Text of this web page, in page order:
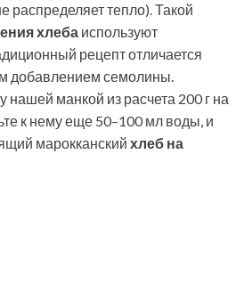
распределяет тепло). Такой
хлеба используют
рецепт отличается
добавлением семолины.
манкой из расчета 200 г на
к нему еще 50–100 мл воды, и
марокканский хлеб на